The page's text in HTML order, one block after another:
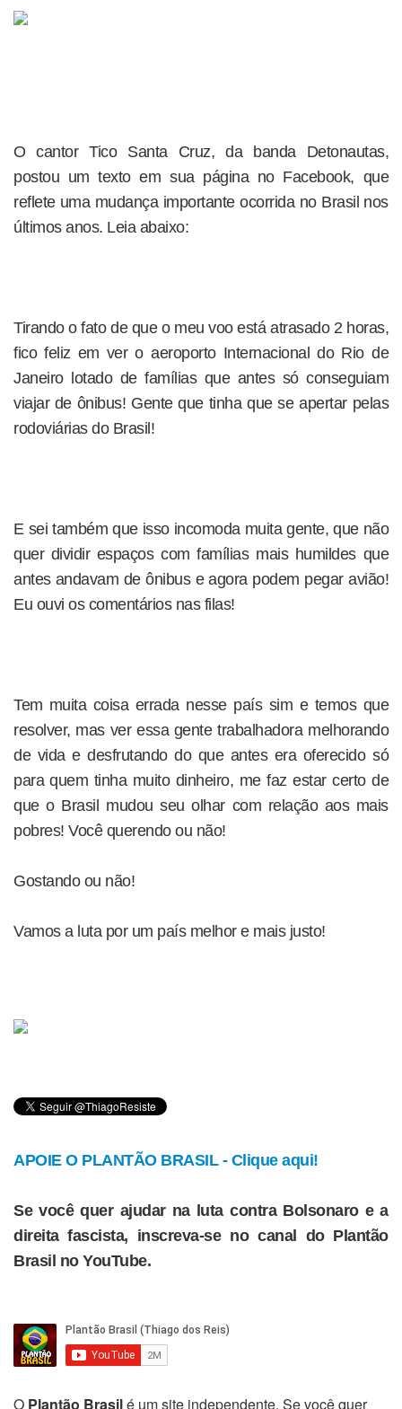
O cantor Tico Santa Cruz, da banda Detonautas,
postou um texto em sua página no Facebook, que
reflete uma mudança importante ocorrida no Brasil nos
últimos anos. Leia abaixo:
Tirando o fato de que o meu voo está atrasado 2 horas,
fico feliz em ver o aeroporto Internacional do Rio de
Janeiro lotado de famílias que antes só conseguiam
viajar de ônibus! Gente que tinha que se apertar pelas
rodoviárias do Brasil!
E sei também que isso incomoda muita gente, que não
quer dividir espaços com famílias mais humildes que
antes andavam de ônibus e agora podem pegar avião!
Eu ouvi os comentários nas filas!
Tem muita coisa errada nesse país sim e temos que
resolver, mas ver essa gente trabalhadora melhorando
de vida e desfrutando do que antes era oferecido só
para quem tinha muito dinheiro, me faz estar certo de
que o Brasil mudou seu olhar com relação aos mais
pobres! Você querendo ou não!
Gostando ou não!
Vamos a luta por um país melhor e mais justo!
APOIE O PLANTÃO BRASIL - Clique aqui!
Se você quer ajudar na luta contra Bolsonaro e a
direita fascista, inscreva-se no canal do Plantão
Brasil no YouTube.
O Plantão Brasilé um site independente. Se você quer